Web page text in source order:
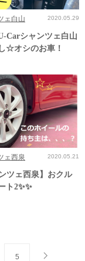
ェ白山 2020.05.29
Carシャンツェ白山
☆オシのお車！
ェ西泉 2020.05.21
ツェ西泉】おクル
ト2✨✨
5